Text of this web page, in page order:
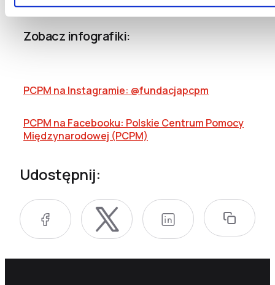
Zobacz infografiki:
PCPM na Instagramie: @fundacjapcpm
PCPM na Facebooku: Polskie Centrum Pomocy
Międzynarodowej (PCPM)
Udostępnij: